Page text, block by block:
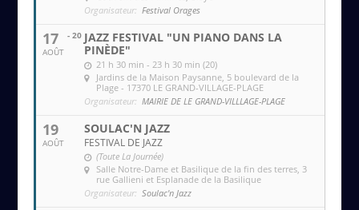
Organisateur: Festival Orages
17
AOÛT
- 20 JAZZ FESTIVAL "UN PIANO DANS LA
PINÈDE"
21 h 30 min - 23 h 30 min (20)
Jardins de la Maison Paysanne , 5 boulevard de la
Plage - 17370 LE GRAND-VILLAGE-PLAGE
Organisateur: MAIRIE DE LE GRAND-VILLLAGE-PLAGE
19
AOÛT
SOULAC'N JAZZ
FESTIVAL DE JAZZ
(Toute La Journée)
Salle Notre-Dame et Basilique de la fin des terres , 3
rue Gallieni et Esplanade de la Basilique
Organisateur: Soulac'n Jazz